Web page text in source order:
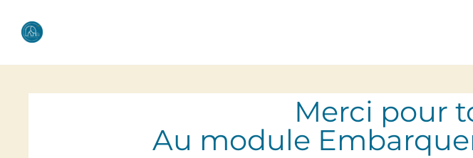
Merci pour
Au module